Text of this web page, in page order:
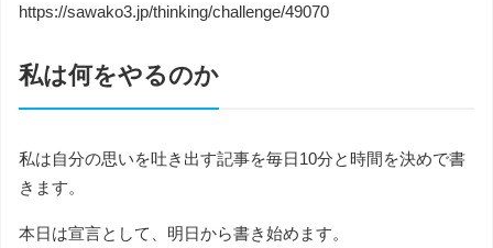
https://sawako3.jp/thinking/challenge/49070
私は何をやるのか
私は自分の思いを吐き出す記事を毎日10分と時間を決めで書
きます。
本日は宣言として、明日から書き始めます。